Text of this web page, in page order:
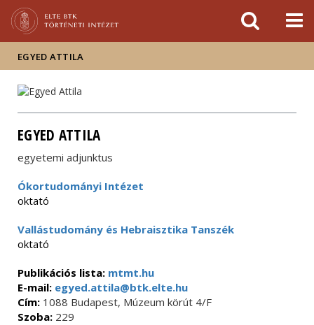
sajtóban
EGYED ATTILA
EGYED ATTILA
egyetemi adjunktus
Ókortudományi Intézet
oktató
Vallástudomány és Hebraisztika Tanszék
oktató
Publikációs lista: mtmt.hu
E-mail: egyed.attila@btk.elte.hu
Cím: 1088 Budapest, Múzeum körút 4/F
Szoba: 229